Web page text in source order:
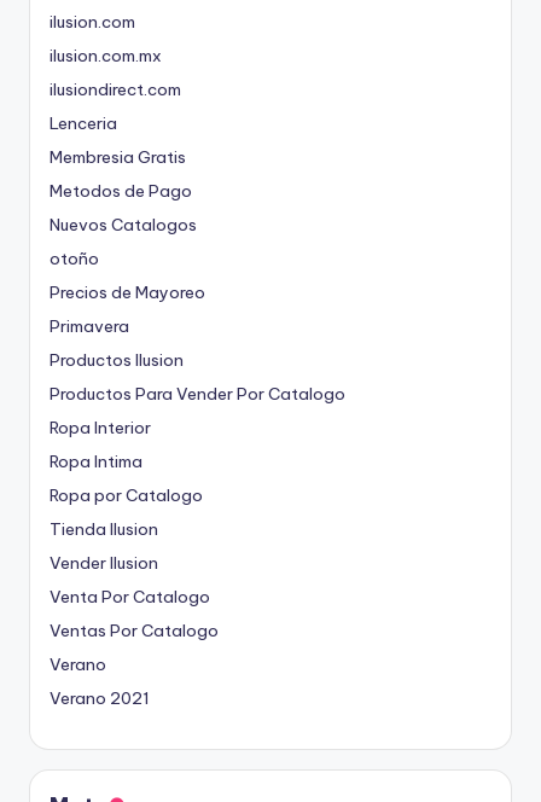
ilusion.com
ilusion.com.mx
ilusiondirect.com
Lenceria
Membresia Gratis
Metodos de Pago
Nuevos Catalogos
otoño
Precios de Mayoreo
Primavera
Productos Ilusion
Productos Para Vender Por Catalogo
Ropa Interior
Ropa Intima
Ropa por Catalogo
Tienda Ilusion
Vender Ilusion
Venta Por Catalogo
Ventas Por Catalogo
Verano
Verano 2021